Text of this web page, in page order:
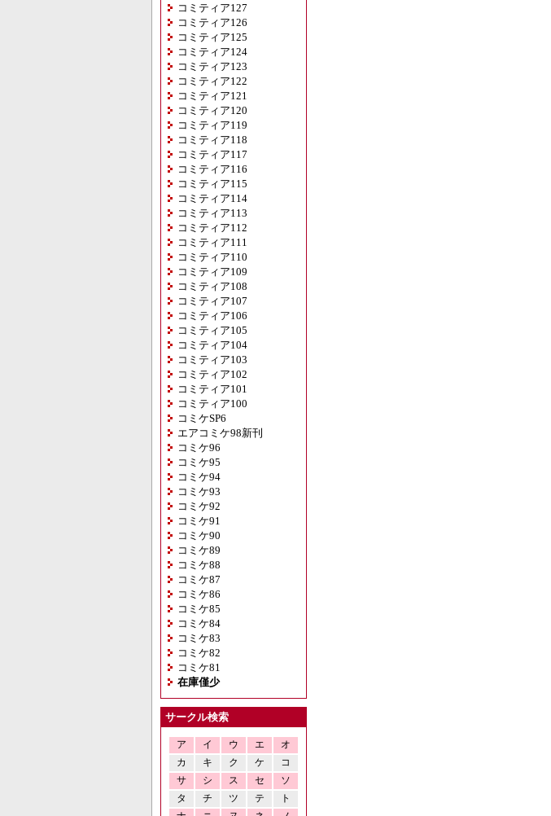
コミティア127
コミティア126
コミティア125
コミティア124
コミティア123
コミティア122
コミティア121
コミティア120
コミティア119
コミティア118
コミティア117
コミティア116
コミティア115
コミティア114
コミティア113
コミティア112
コミティア111
コミティア110
コミティア109
コミティア108
コミティア107
コミティア106
コミティア105
コミティア104
コミティア103
コミティア102
コミティア101
コミティア100
コミケSP6
エアコミケ98新刊
コミケ96
コミケ95
コミケ94
コミケ93
コミケ92
コミケ91
コミケ90
コミケ89
コミケ88
コミケ87
コミケ86
コミケ85
コミケ84
コミケ83
コミケ82
コミケ81
在庫僅少
サークル検索
ア イ ウ エ
オ
カ
キ ク ケ
コ
サ
シ ス セ
ソ
タ
チ ツ テ
ト